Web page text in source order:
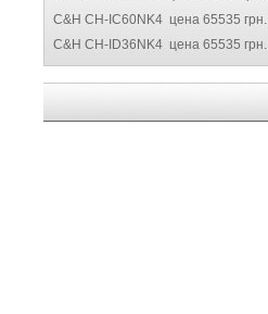
C&H CH-IC60NK4 цена 65535 грн.
C&H CH-ID36NK4 цена 65535 грн.